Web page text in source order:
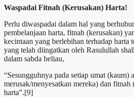
Waspadai Fitnah (Kerusakan) Harta!
Perlu diwaspadai dalam hal yang
pembelanjaan harta, fitnah (kerusakan)
kecintaan yang berlebihan terhadap harta
yang telah diingatkan oleh Rasulullah
dalam sabda beliau,
“Sesungguhnya pada setiap umat (kaum)
merusak/menyesatkan mereka) dan fitnah
harta”.[9]